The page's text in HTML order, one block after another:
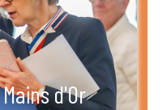
d'Or